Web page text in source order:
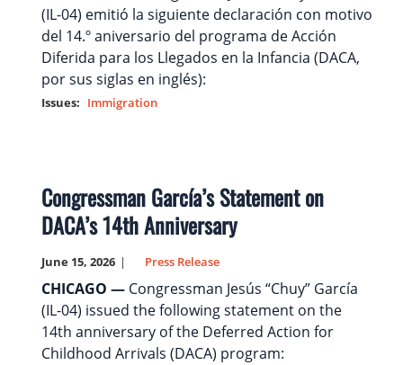
(IL-04) emitió la siguiente declaración con motivo
del 14.º aniversario del programa de Acción
Diferida para los Llegados en la Infancia (DACA,
por sus siglas en inglés):
Issues: Immigration
Congressman García’s Statement on
DACA’s 14th Anniversary
June 15, 2026 Press Release
CHICAGO — Congressman Jesús “Chuy” García
(IL-04) issued the following statement on the
14th anniversary of the Deferred Action for
Childhood Arrivals (DACA) program: